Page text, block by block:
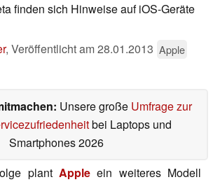
finden sich Hinweise auf iOS-Geräte
, Veröffentlicht am28.01.2013 Apple
Unsere große Umfrage zur
bei Laptops und
Smartphones 2026
plant Apple ein weiteres Modell